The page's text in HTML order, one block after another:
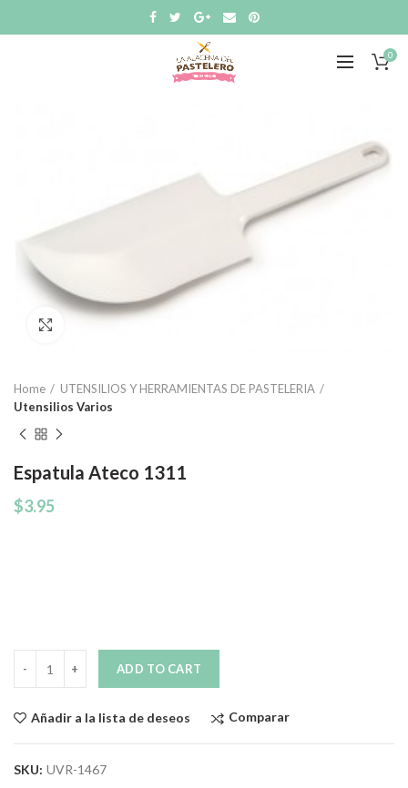
0
Home
UTENSILIOS Y HERRAMIENTAS DE PASTELERIA
Utensilios Varios
Espatula Ateco 1311
$3.95
ADD TO CART
Añadir a la lista de deseos Comparar
SKU: UVR-1467